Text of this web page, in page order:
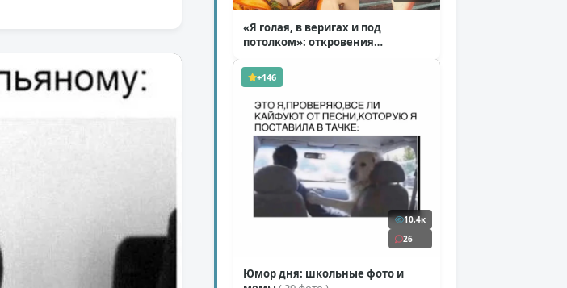
«Я голая, в веригах и под
потолком»: откровения
( 11 фото )
+146
10,4к
26
Юмор дня: школьные фото и